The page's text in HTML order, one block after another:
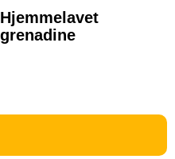
Hjemmelavet
grenadine